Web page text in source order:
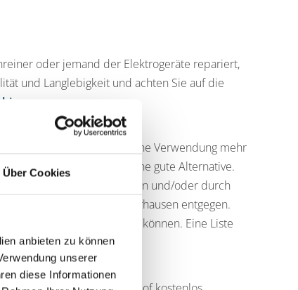
Über Cookies
anbieten zu können
unserer
diese Informationen
oder jemand der Elektrogeräte repariert,
und Langlebigkeit und achten Sie auf die
hier
für die man selbst keine Verwendung mehr
im Internet bieten eine gute Alternative.
die Bedürftige unterstützen und/oder durch
Hand-Läden in Oberhausen entgegen.
Bücher abgeben können. Eine Liste